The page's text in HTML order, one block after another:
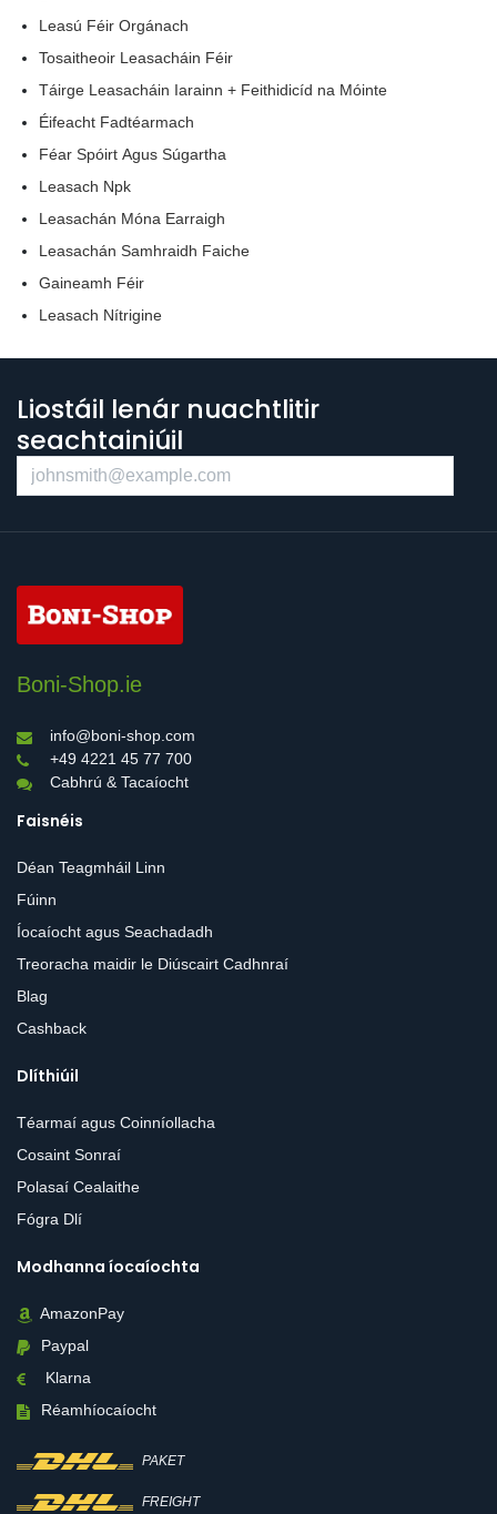
Leasú Féir Orgánach
Tosaitheoir Leasacháin Féir
Táirge Leasacháin Iarainn + Feithidicíd na Móinte
Éifeacht Fadtéarmach
Féar Spóirt Agus Súgartha
Leasach Npk
Leasachán Móna Earraigh
Leasachán Samhraidh Faiche
Gaineamh Féir
Leasach Nítrigine
Liostáil lenár nuachtlitir
seachtainiúil
Boni-Shop.ie
info@boni-shop.com
+49 4221 45 77 700
Cabhrú & Tacaíocht
Faisnéis
Déan Teagmháil Linn
Fúinn
Íocaíocht agus Seachadadh
Treoracha maidir le Diúscairt Cadhnraí
Blag
Cashback
Dlíthiúil
Téarmaí agus Coinníollacha
Cosaint Sonraí
Polasaí Cealaithe
Fógra Dlí
Modhanna íocaíochta
AmazonPay
Paypal
Klarna
Réamhíocaíocht
PAKET
FREIGHT